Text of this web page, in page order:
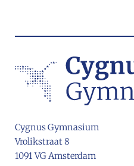
Cygnus Gymnasium
Vrolikstraat 8
1091 VG Amsterdam